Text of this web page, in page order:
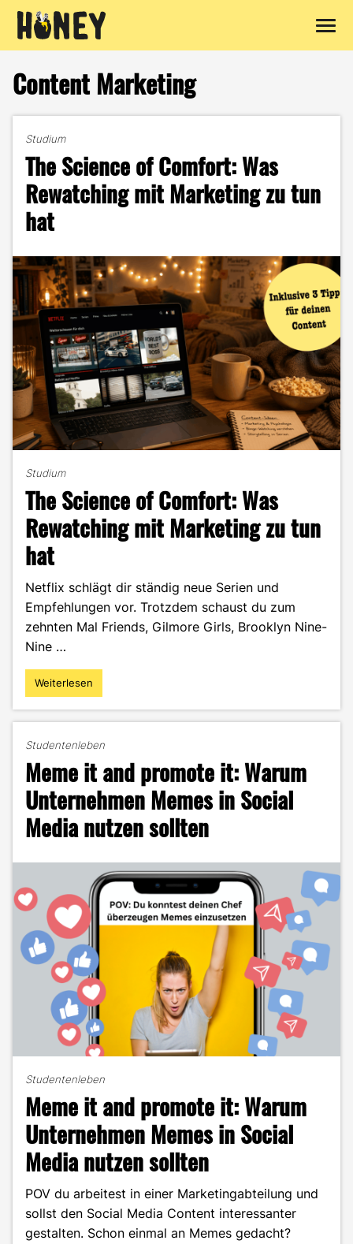
Inhalt
springen
Content Marketing
Studium
The Science of Comfort: Was
Rewatching mit Marketing zu tun
hat
Studium
The Science of Comfort: Was
Rewatching mit Marketing zu tun
hat
Netflix schlägt dir ständig neue Serien und
Empfehlungen vor. Trotzdem schaust du zum
zehnten Mal Friends, Gilmore Girls, Brooklyn Nine-
Nine …
"The
Science
Was
Rewatching
mit
Marketing
zu
tun
Weiterlesen
Studentenleben
Meme it and promote it: Warum
Unternehmen Memes in Social
Media nutzen sollten
Studentenleben
Meme it and promote it: Warum
Unternehmen Memes in Social
Media nutzen sollten
POV du arbeitest in einer Marketingabteilung und
sollst den Social Media Content interessanter
gestalten. Schon einmal an Memes gedacht?